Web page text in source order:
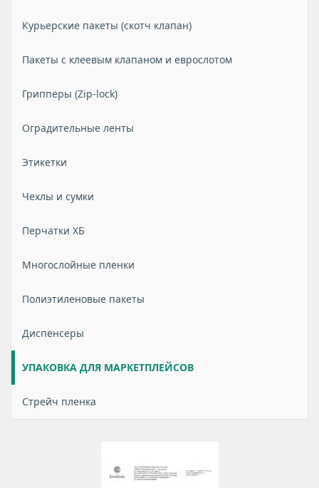
Курьерские пакеты (скотч клапан)
Пакеты с клеевым клапаном и еврослотом
Грипперы (Zip-lock)
Оградительные ленты
Этикетки
Чехлы и сумки
Перчатки ХБ
Многослойные пленки
Полиэтиленовые пакеты
Диспенсеры
УПАКОВКА ДЛЯ МАРКЕТПЛЕЙСОВ
Стрейч пленка